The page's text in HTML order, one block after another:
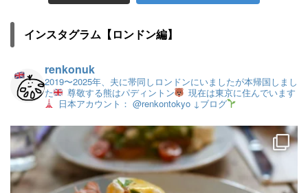
インスタグラム【ロンドン編】
renkonuk
2019〜2025年、夫に帯同しロンドンにいましたが本帰国しまし
た
尊敬する熊はパディントン
現在は東京に住んでいます
日本アカウント： @renkontokyo ↓ブログ